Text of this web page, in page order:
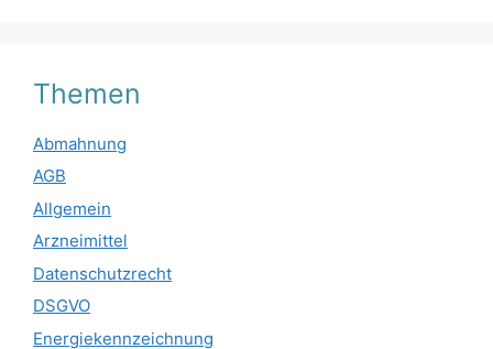
Themen
Abmahnung
AGB
Allgemein
Arzneimittel
Datenschutzrecht
DSGVO
Energiekennzeichnung